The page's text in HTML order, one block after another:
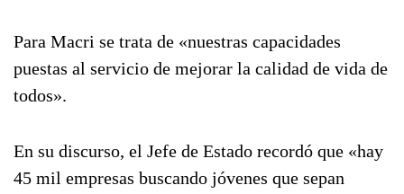
Para Macri se trata de «nuestras capacidades
puestas al servicio de mejorar la calidad de vida de
todos».
En su discurso, el Jefe de Estado recordó que «hay
45 mil empresas buscando jóvenes que sepan